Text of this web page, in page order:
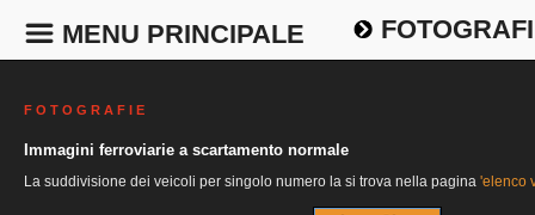
MENU PRINCIPALE
F O T O G R A F I E
Immagini ferroviarie a scartamento normale
La suddivisione dei veicoli per singolo numero la si trova nella pagina 'elenco